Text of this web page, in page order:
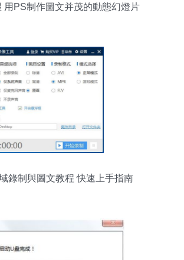
用PS制作圖文并茂的動態幻燈片
錄制與圖文教程 快速上手指南